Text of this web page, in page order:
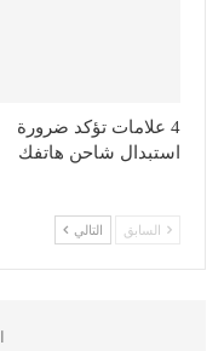
4 علامات تؤكد ضرورة
استبدال شاحن هاتفك
السابق التالي